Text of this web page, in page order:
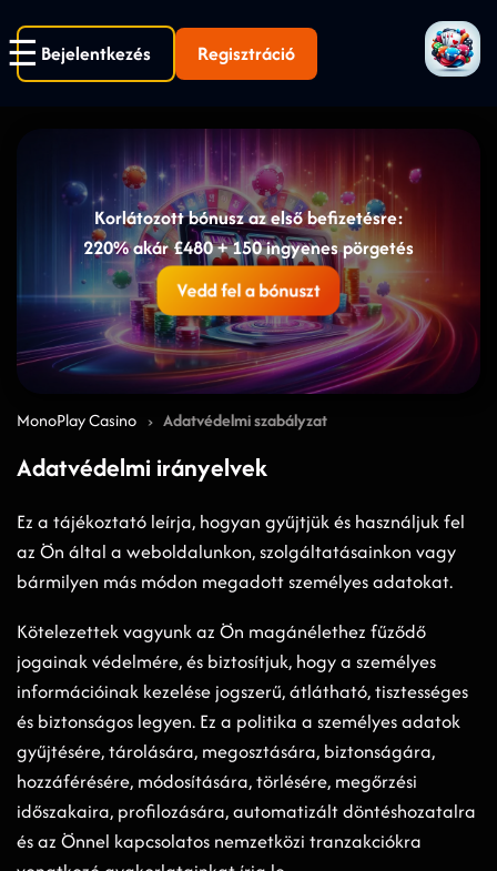
Bejelentkezés Regisztráció
Korlátozott bónusz az első befizetésre:
220% akár £480 + 150 ingyenes pörgetés
Vedd fel a bónuszt
MonoPlay Casino › Adatvédelmi szabályzat
Adatvédelmi irányelvek
Ez a tájékoztató leírja, hogyan gyűjtjük és használjuk fel
az Ön által a weboldalunkon, szolgáltatásainkon vagy
bármilyen más módon megadott személyes adatokat.
Kötelezettek vagyunk az Ön magánélethez fűződő
jogainak védelmére, és biztosítjuk, hogy a személyes
információinak kezelése jogszerű, átlátható, tisztességes
és biztonságos legyen. Ez a politika a személyes adatok
gyűjtésére, tárolására, megosztására, biztonságára,
hozzáférésére, módosítására, törlésére, megőrzési
időszakaira, profilozására, automatizált döntéshozatalra
és az Önnel kapcsolatos nemzetközi tranzakciókra